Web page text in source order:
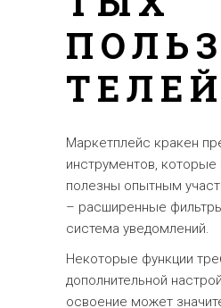
ТЕЛЕЙ
Маркетплейс кракен
инструментов, которые
полезны опытным
– расширенные
система уведомлений.
Некоторые функции
дополнительной
освоение может